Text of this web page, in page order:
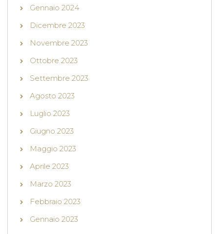
Gennaio 2024
Dicembre 2023
Novembre 2023
Ottobre 2023
Settembre 2023
Agosto 2023
Luglio 2023
Giugno 2023
Maggio 2023
Aprile 2023
Marzo 2023
Febbraio 2023
Gennaio 2023